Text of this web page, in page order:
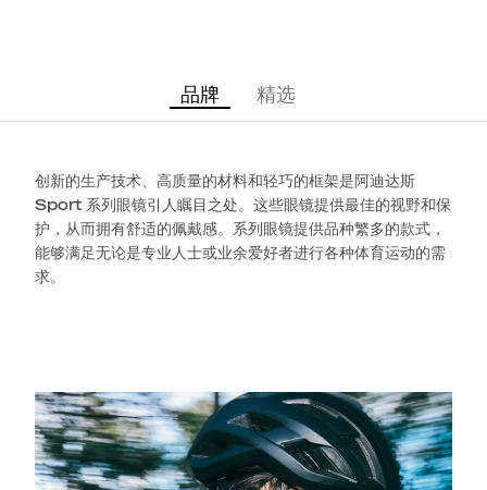
品牌 精选
创新的生产技术、高质量的材料和轻巧的框架是阿迪达斯
Sport 系列眼镜引人瞩目之处。这些眼镜提供最佳的视野和保
护，从而拥有舒适的佩戴感。系列眼镜提供品种繁多的款式，
能够满足无论是专业人士或业余爱好者进行各种体育运动的需
求。